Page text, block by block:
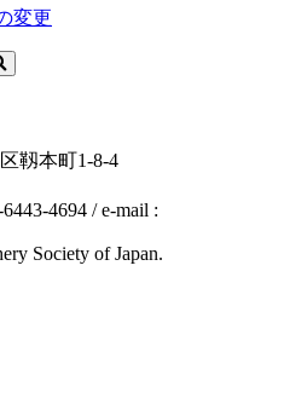
変更
靱本町1-8-4
4694 / e-mail :
Society of Japan.